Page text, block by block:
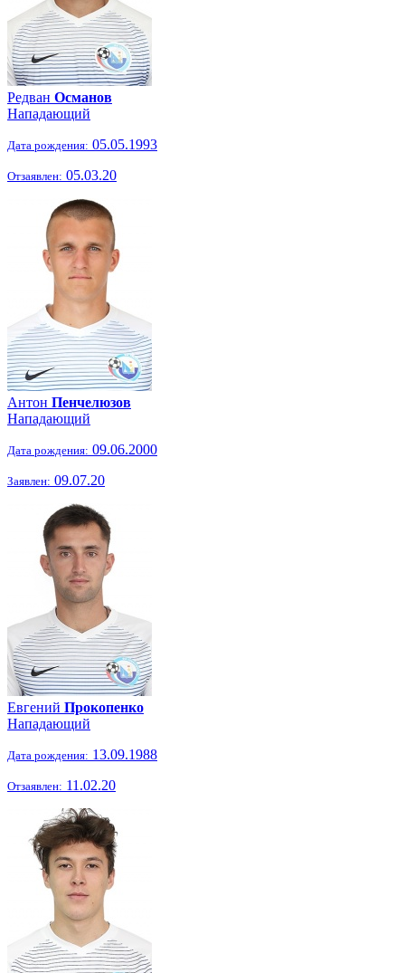
Редван Османов
Нападающий
Дата рождения: 05.05.1993
Отзаявлен: 05.03.20
Антон Пенчелюзов
Нападающий
Дата рождения: 09.06.2000
Заявлен: 09.07.20
Евгений Прокопенко
Нападающий
Дата рождения: 13.09.1988
Отзаявлен: 11.02.20